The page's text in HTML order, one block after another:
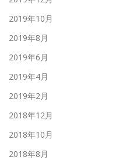
2019年10月
2019年8月
2019年6月
2019年4月
2019年2月
2018年12月
2018年10月
2018年8月